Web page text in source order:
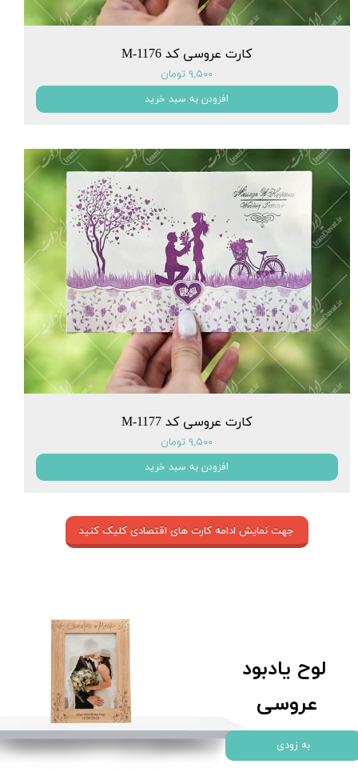
کارت عروسی کد M-1176
۹,۵۰۰ تومان
افزودن به سبد خرید
کارت عروسی کد M-1177
۹,۵۰۰ تومان
افزودن به سبد خرید
جهت نمایش ادامه کارت های اقتصادی کلیک کنید
لوح یادبود
عروسی
به زودی